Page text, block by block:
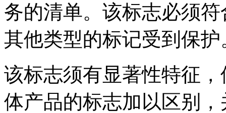
务的清单。该标志必须
其他类型的标记受到保护
该标志须有显著性特征
体产品的标志加以区别